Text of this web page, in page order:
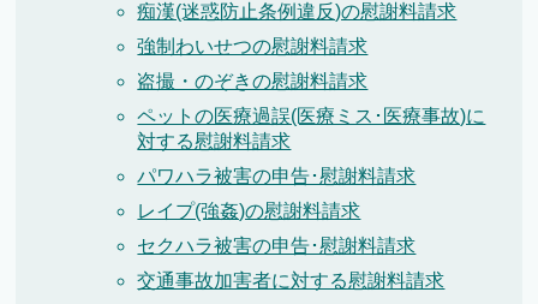
痴漢(迷惑防止条例違反)の慰謝料請求
強制わいせつの慰謝料請求
盗撮・のぞきの慰謝料請求
ペットの医療過誤(医療ミス･医療事故)に
対する慰謝料請求
パワハラ被害の申告･慰謝料請求
レイプ(強姦)の慰謝料請求
セクハラ被害の申告･慰謝料請求
交通事故加害者に対する慰謝料請求